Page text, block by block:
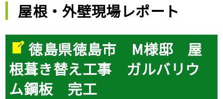
屋根・外壁現場レポート
徳島県徳島市 M様邸 屋
根葺き替え工事 ガルバリウ
ム鋼板 完工